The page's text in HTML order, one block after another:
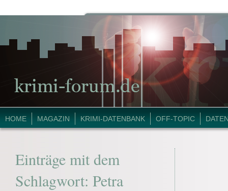
HOME MAGAZIN KRIMI-DATENBANK OFF-TOPIC
Einträge mit dem
Schlagwort: Petra